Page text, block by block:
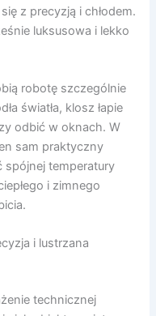
z precyzją i chłodem.
luksusowa i lekko
robotę szczególnie
światła, klosz łapie
odbić w oknach. W
sam praktyczny
temperatury
i zimnego
i lustrzana
technicznej